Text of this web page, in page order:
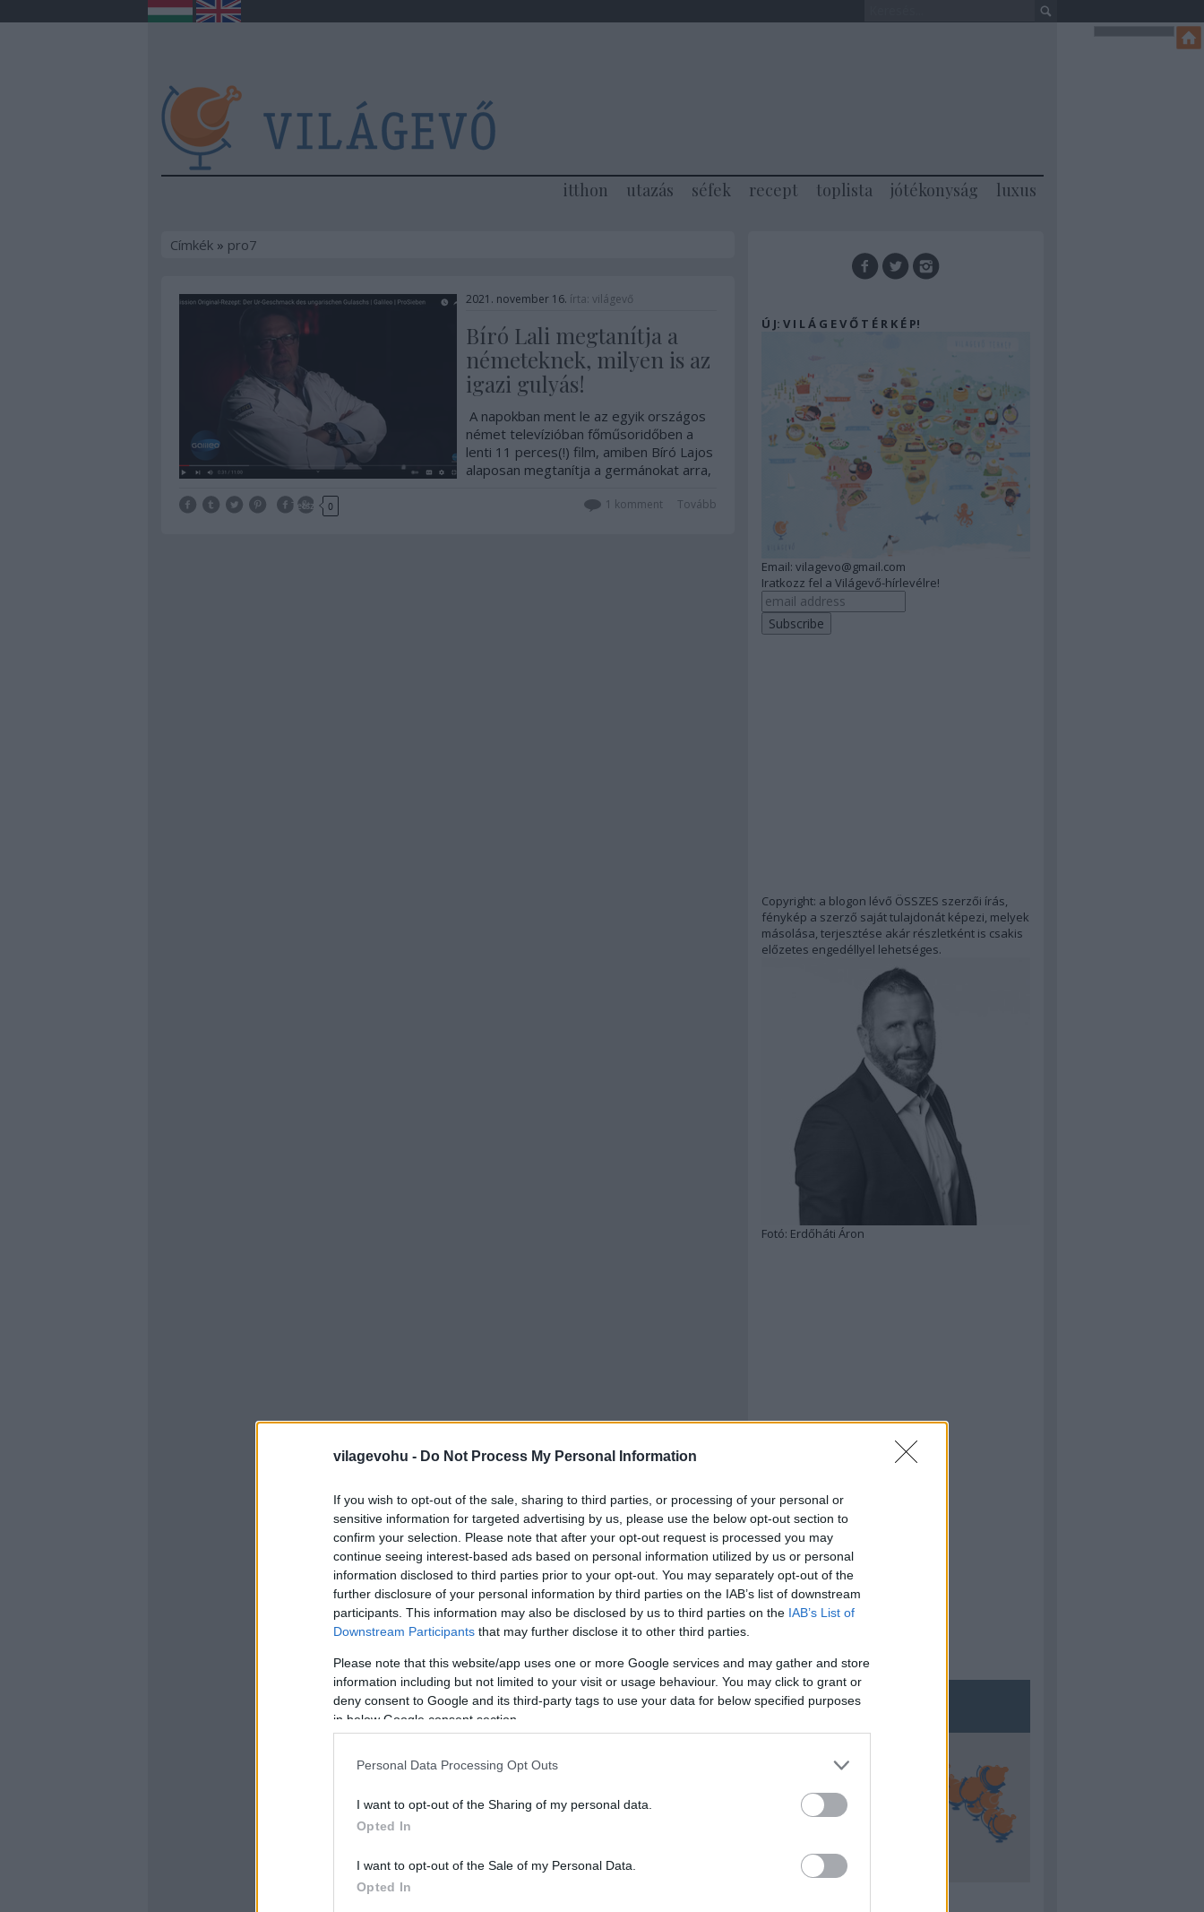
vilagevohu - Do Not Process My Personal Information
If you wish to opt-out of the sale, sharing to third parties, or processing of your personal or
sensitive information for targeted advertising by us, please use the below opt-out section to
confirm your selection. Please note that after your opt-out request is processed you may
continue seeing interest-based ads based on personal information utilized by us or personal
information disclosed to third parties prior to your opt-out. You may separately opt-out of the
further disclosure of your personal information by third parties on the IAB’s list of downstream
participants. This information may also be disclosed by us to third parties on the IAB’s List of
Downstream Participants that may further disclose it to other third parties.
Please note that this website/app uses one or more Google services and may gather and store
information including but not limited to your visit or usage behaviour. You may click to grant or
deny consent to Google and its third-party tags to use your data for below specified purposes
in below Google consent section.
Personal Data Processing Opt Outs
I want to opt-out of the Sharing of my personal data.
Opted In
I want to opt-out of the Sale of my Personal Data.
Opted In
itthon utazás séfek recept toplista jótékonyság luxus
Címkék» pro7
2021. november 16. írta: világevő
Bíró Lali megtanítja a
németeknek, milyen is az
igazi gulyás!
A napokban ment le az egyik országos
német televízióban főműsoridőben a
lenti 11 perces(!) film, amiben Bíró Lajos
alaposan megtanítja a germánokat arra,
mi kell bele, és főleg: mi nem! Ez Ő!
Tetszik 0 Tovább
1 komment
Ú J: V I L Á G E V Ő T É R K É P!
Email: vilagevo@gmail.com
Iratkozz fel a Világevő-hírlevélre!
Copyright: a blogon lévő ÖSSZES szerzői írás,
fénykép a szerző saját tulajdonát képezi, melyek
másolása, terjesztése akár részletként is csakis
előzetes engedéllyel lehetséges.
Fotó: Erdőháti Áron